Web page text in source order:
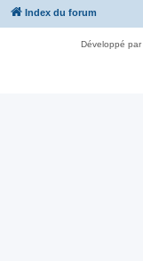
Index du forum
Développé par